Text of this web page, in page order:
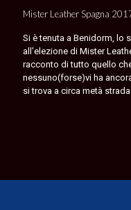
Mister Leather Spagna
Si è tenuta a Benidorm, lo
all’elezione di Mister
racconto di tutto quello
nessuno(forse)vi ha
si trova a circa metà